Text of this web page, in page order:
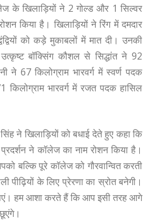
के खिलाड़ियों ने 2 गोल्ड और 1 सिल्वर
किया है। खिलाड़ियों ने रिंग में दमदार
को कड़े मुकाबलों में मात दी। उनकी
बॉक्सिंग कौशल से सिद्धांत ने 92
ने 67 किलोग्राम भारवर्ग में स्वर्ण पदक
भारवर्ग में रजत पदक हासिल
ने खिलाड़ियों को बधाई देते हुए कहा कि
ने कॉलेज का नाम रोशन किया है।
बल्कि पूरे कॉलेज को गौरवान्वित करती
के लिए प्रेरणा का स्रोत बनेगी।
हम आशा करते हैं कि आप इसी तरह आगे